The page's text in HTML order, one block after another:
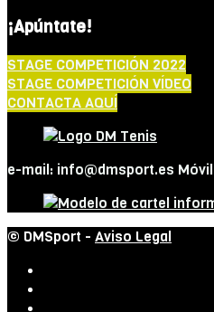
¡Apúntate!
STAGE COMPETICIÓN 2022
STAGE COMPETICIÓN VÍDEO
CONTACTA AQUÍ
e-mail: info@dmsport.es
© DMSport - Aviso Legal